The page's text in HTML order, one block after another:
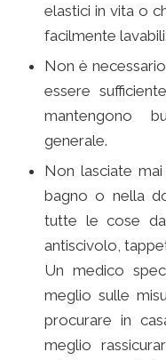
elastici in vita o
facilmente lavabili.
Non è
essere
mantengono
generale.
Non lasciate
bagno o nella
tutte le cose da
antiscivolo,
Un medico
meglio sulle
procurare in
meglio